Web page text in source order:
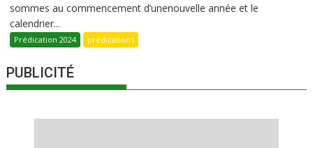
sommes au commencement d’unenouvelle année et le
calendrier...
Prédication 2024 prédications
PUBLICITÉ